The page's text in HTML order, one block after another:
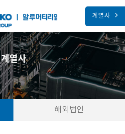
계열사
계열사
해외법인